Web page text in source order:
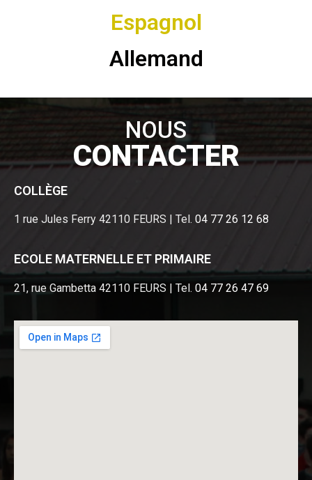
Espagnol
Allemand
NOUS
CONTACTER
COLLÈGE
1 rue Jules Ferry 42110 FEURS | Tel. 04 77 26 12 68
ECOLE MATERNELLE ET PRIMAIRE
21, rue Gambetta 42110 FEURS | Tel. 04 77 26 47 69